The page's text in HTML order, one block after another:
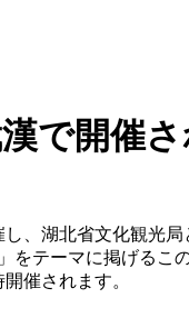
で開催さ
、湖北省文化観光
テーマに掲げるこ
催されます。